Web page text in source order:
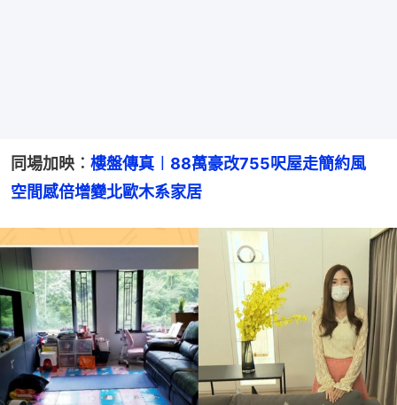
同場加映︰ 樓盤傳真︱88萬豪改755呎屋走簡約風
空間感倍增變北歐木系家居